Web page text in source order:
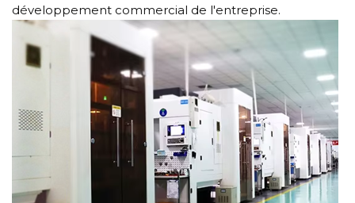
développement commercial de l'entreprise.